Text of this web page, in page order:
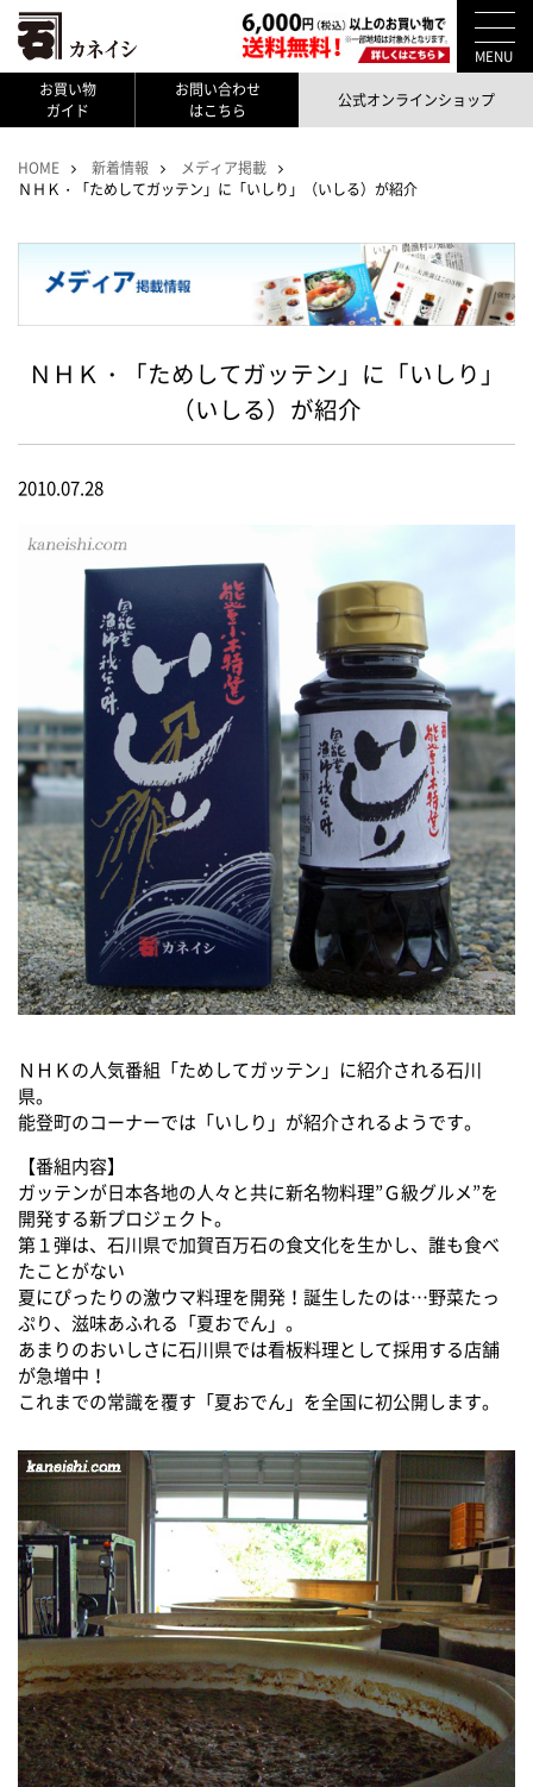
MENU
お買い物
ガイド
お問い合わせ
はこちら
公式オンラインショップ
HOME 新着情報
メディア掲載
ＮＨＫ・「ためしてガッテン」に「いしり」（いしる）が紹介
ＮＨＫ・「ためしてガッテン」に「いしり」
（いしる）が紹介
2010.07.28
ＮＨＫの人気番組「ためしてガッテン」に紹介される石川
県。
能登町のコーナーでは「いしり」が紹介されるようです。
【番組内容】
ガッテンが日本各地の人々と共に新名物料理”Ｇ級グルメ”を
開発する新プロジェクト。
第１弾は、石川県で加賀百万石の食文化を生かし、誰も食べ
たことがない
夏にぴったりの激ウマ料理を開発！誕生したのは…野菜たっ
ぷり、滋味あふれる「夏おでん」。
あまりのおいしさに石川県では看板料理として採用する店舗
が急増中！
これまでの常識を覆す「夏おでん」を全国に初公開します。